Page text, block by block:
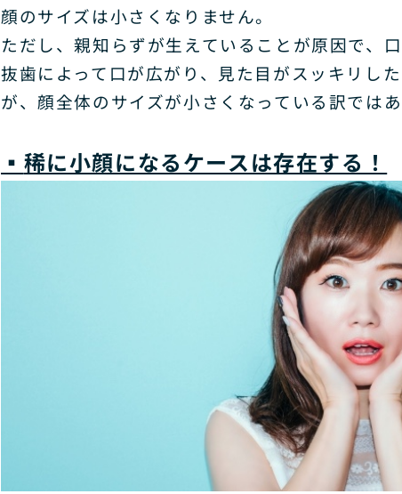
顔のサイズは小さくなりません。
ただし、親知らずが生えていることが原因で、
抜歯によって口が広がり、見た目がスッキリし
が、顔全体のサイズが小さくなっている訳ではあ
▪️ 稀に小顔になるケースは存在する！